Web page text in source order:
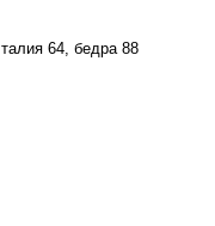
64, бедра 88